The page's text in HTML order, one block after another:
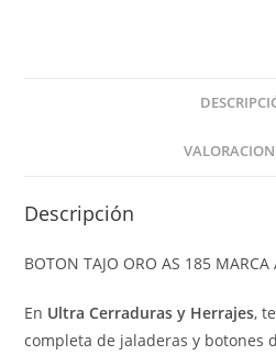
Descripción
BOTON TAJO ORO AS 185 MARCA
En Ultra Cerraduras y Herrajes,
completa de jaladeras y botones